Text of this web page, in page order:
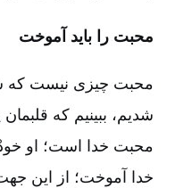
محبت را باید آموخت‌
محبت چیزی نیست که
شدیم‌، ببینیم که
محبت خدا است‌؛ او
خدا آموخت‌؛ از این